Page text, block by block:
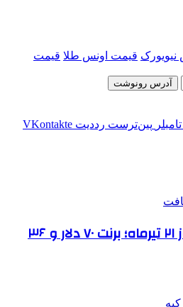
نیویورک قیمت اونس طلا قیمت
آدرس رونوشت
‫تامبلر ‫پین‌ترست ‫رددیت ‫VKontakte
قیمت جهانی نفت امروز ۲۱ تیرماه؛ برنت ۷۰ دلار و ۳۶